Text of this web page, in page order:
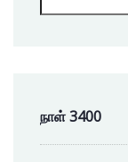
நாள் 3400